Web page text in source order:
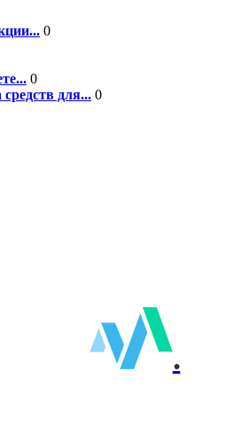
0
0
для... 0
.